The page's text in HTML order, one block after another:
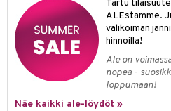
Tartu
ALEstamme.
valikoiman
hinnoilla!
Ale on
nopea -
loppumaan!
Näe kaikki ale-löydöt »
& Viikset
3: Kosteutus
ja naamiot
Elixir
Happy
Miehille